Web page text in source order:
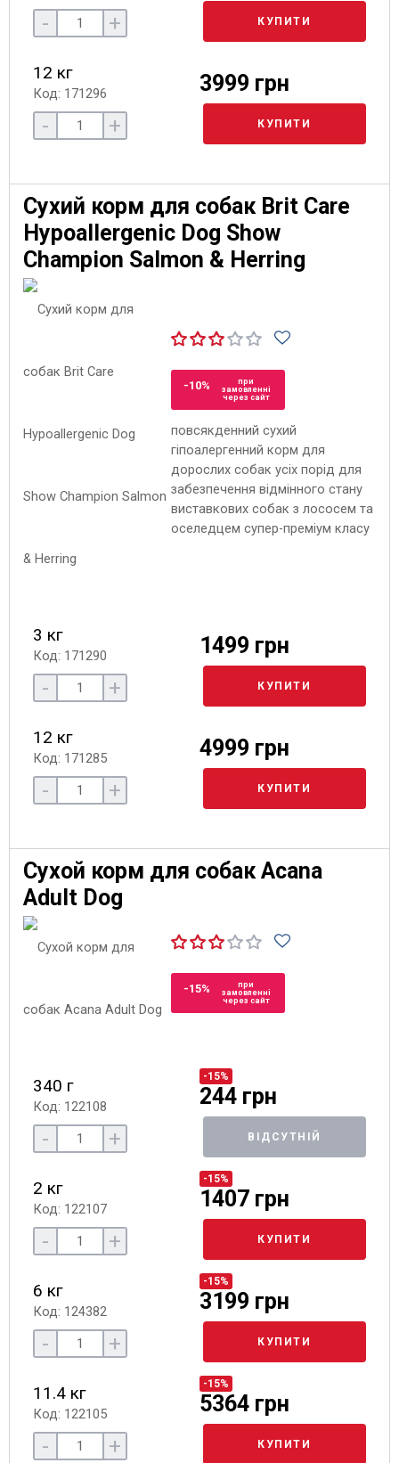
- + КУПИТИ
12 кг
Код: 171296 3999 грн
- + КУПИТИ
Сухий корм для собак Brit Care
Hypoallergenic Dog Show
Champion Salmon & Herring
-10%
при
замовленні
через сайт
повсякденний сухий
гіпоалергенний корм для
дорослих собак усіх порід для
забезпечення відмінного стану
виставкових собак з лососем та
оселедцем супер-преміум класу
3 кг
Код: 171290 1499 грн
- + КУПИТИ
12 кг
Код: 171285 4999 грн
- + КУПИТИ
Сухой корм для собак Acana
Adult Dog
-15%
при
замовленні
через сайт
340 г
Код: 122108
-15%
244 грн
- + ВІДСУТНІЙ
2 кг
Код: 122107
-15%
1407 грн
- + КУПИТИ
6 кг
Код: 124382
-15%
3199 грн
- + КУПИТИ
11.4 кг
Код: 122105
-15%
5364 грн
- + КУПИТИ